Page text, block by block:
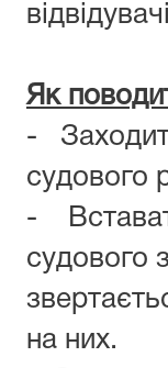
Як
-
судового
-
судового
на них.